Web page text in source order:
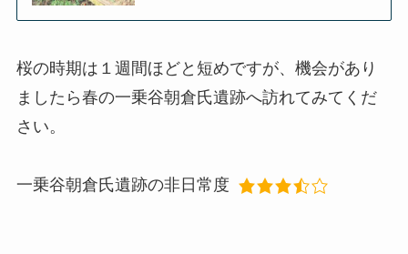
桜の時期は１週間ほどと短めですが、機会があり
ましたら春の一乗谷朝倉氏遺跡へ訪れてみてくだ
さい。
一乗谷朝倉氏遺跡の非日常度